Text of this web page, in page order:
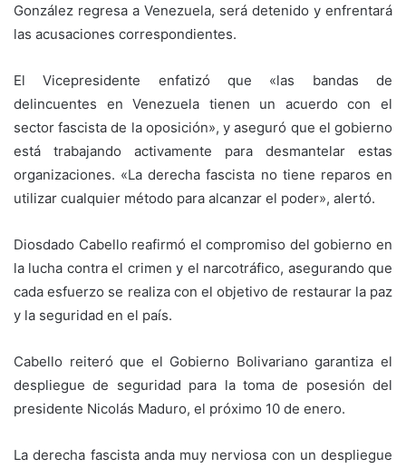
González regresa a Venezuela, será detenido y enfrentará
las acusaciones correspondientes.
El Vicepresidente enfatizó que «las bandas de
delincuentes en Venezuela tienen un acuerdo con el
sector fascista de la oposición», y aseguró que el gobierno
está trabajando activamente para desmantelar estas
organizaciones. «La derecha fascista no tiene reparos en
utilizar cualquier método para alcanzar el poder», alertó.
Diosdado Cabello reafirmó el compromiso del gobierno en
la lucha contra el crimen y el narcotráfico, asegurando que
cada esfuerzo se realiza con el objetivo de restaurar la paz
y la seguridad en el país.
Cabello reiteró que el Gobierno Bolivariano garantiza el
despliegue de seguridad para la toma de posesión del
presidente Nicolás Maduro, el próximo 10 de enero.
La derecha fascista anda muy nerviosa con un despliegue